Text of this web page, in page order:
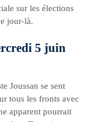
sur les élections
jour-là.
5 juin
Joussan se sent
tous les fronts avec
apparent pourrait